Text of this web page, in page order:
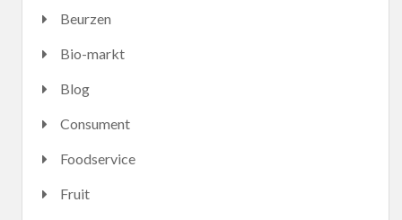
Beurzen
Bio-markt
Blog
Consument
Foodservice
Fruit